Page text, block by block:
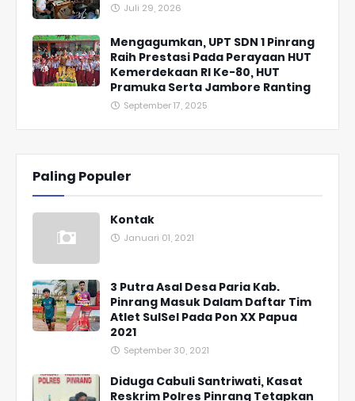
Juli 29, 2026
Mengagumkan, UPT SDN 1 Pinrang
Raih Prestasi Pada Perayaan HUT
Kemerdekaan RI Ke-80, HUT
Pramuka Serta Jambore Ranting
September 17, 2025
Paling Populer
Kontak
Januari 01, 2021
3 Putra Asal Desa Paria Kab.
Pinrang Masuk Dalam Daftar Tim
Atlet SulSel Pada Pon XX Papua
2021
September 30, 2021
Diduga Cabuli Santriwati, Kasat
Reskrim Polres Pinrang Tetapkan